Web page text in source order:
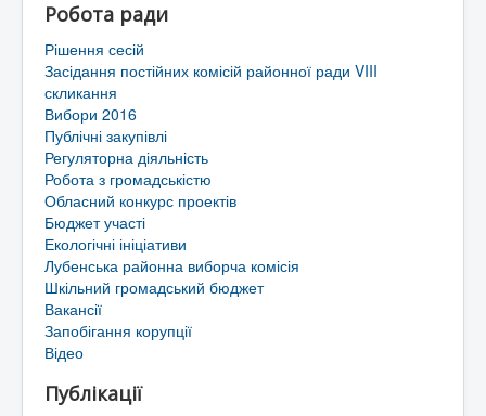
Районна рада
Мапа сайту
Контакти
Територіальні громади Лубенського району
Робота ради
Рішення сесій
Засідання постійних комісій районної ради VIII
скликання
Вибори 2016
Публічні закупівлі
Регуляторна діяльність
Робота з громадськістю
Обласний конкурс проектів
Бюджет участі
Екологічні ініціативи
Лубенська районна виборча комісія
Шкільний громадський бюджет
Вакансії
Запобігання корупції
Відео
Публікації